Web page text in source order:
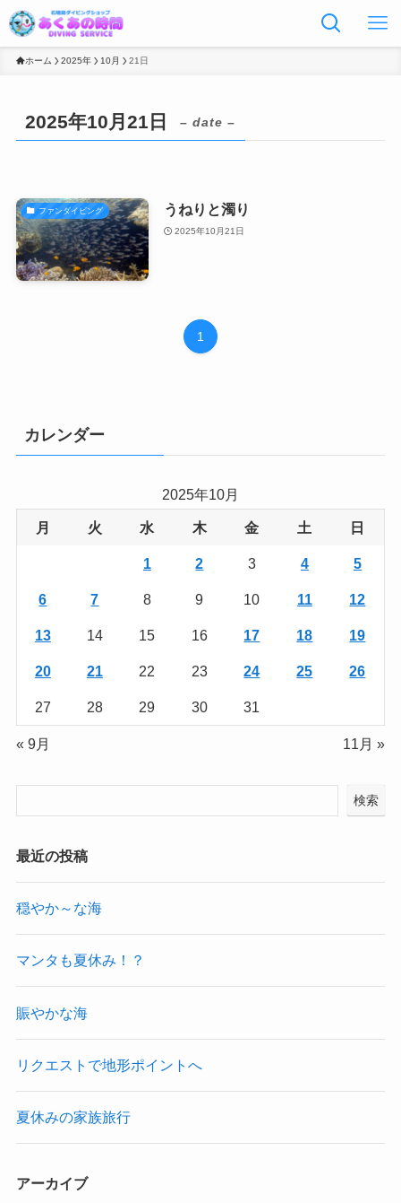
ホーム 2025年 10月 21日
2025年10月21日 – date –
ファンダイビング うねりと濁り
2025年10月21日
1
カレンダー
2025年10月
月 火 水 木 金 土 日
1 2 3 4 5
6 7 8 9 10 11 12
13 14 15 16 17 18 19
20 21 22 23 24 25 26
27 28 29 30 31
« 9月 11月 »
検索
最近の投稿
穏やか～な海
マンタも夏休み！？
賑やかな海
リクエストで地形ポイントへ
夏休みの家族旅行
アーカイブ